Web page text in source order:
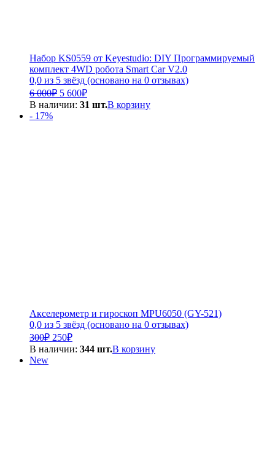
Набор KS0559 от Keyestudio: DIY Программируемый
комплект 4WD робота Smart Car V2.0
0,0 из 5 звёзд (основано на 0 отзывах)
6 000₽ Первоначальная
цена
5 600₽Текущая
цена:
В наличии: 31 шт.В корзину
- 17%
Акселерометр и гироскоп MPU6050 (GY-521)
0,0 из 5 звёзд (основано на 0 отзывах)
300₽ Первоначальная
цена
250₽Текущая
цена:
В наличии: 344 шт.В корзину
New